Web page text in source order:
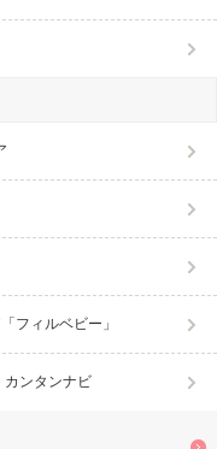
フィルベビー」
カンタンナビ